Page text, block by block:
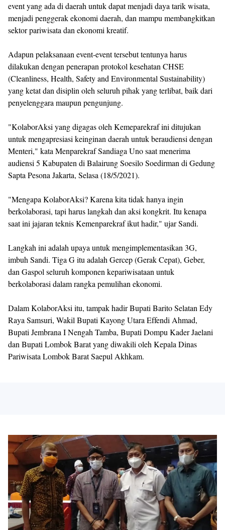
event yang ada di daerah untuk dapat menjadi daya tarik wisata,
menjadi penggerak ekonomi daerah, dan mampu membangkitkan
sektor pariwisata dan ekonomi kreatif.
Adapun pelaksanaan event-event tersebut tentunya harus
dilakukan dengan penerapan protokol kesehatan CHSE
(Cleanliness, Health, Safety and Environmental Sustainability)
yang ketat dan disiplin oleh seluruh pihak yang terlibat, baik dari
penyelenggara maupun pengunjung.
"KolaborAksi yang digagas oleh Kemeparekraf ini ditujukan
untuk mengapresiasi keinginan daerah untuk beraudiensi dengan
Menteri," kata Menparekraf Sandiaga Uno saat menerima
audiensi 5 Kabupaten di Balairung Soesilo Soedirman di Gedung
Sapta Pesona Jakarta, Selasa (18/5/2021).
"Mengapa KolaborAksi? Karena kita tidak hanya ingin
berkolaborasi, tapi harus langkah dan aksi kongkrit. Itu kenapa
saat ini jajaran teknis Kemenparekraf ikut hadir," ujar Sandi.
Langkah ini adalah upaya untuk mengimplementasikan 3G,
imbuh Sandi. Tiga G itu adalah Gercep (Gerak Cepat), Geber,
dan Gaspol seluruh komponen kepariwisataan untuk
berkolaborasi dalam rangka pemulihan ekonomi.
Dalam KolaborAksi itu, tampak hadir Bupati Barito Selatan Edy
Raya Samsuri, Wakil Bupati Kayong Utara Effendi Ahmad,
Bupati Jembrana I Nengah Tamba, Bupati Dompu Kader Jaelani
dan Bupati Lombok Barat yang diwakili oleh Kepala Dinas
Pariwisata Lombok Barat Saepul Akhkam.